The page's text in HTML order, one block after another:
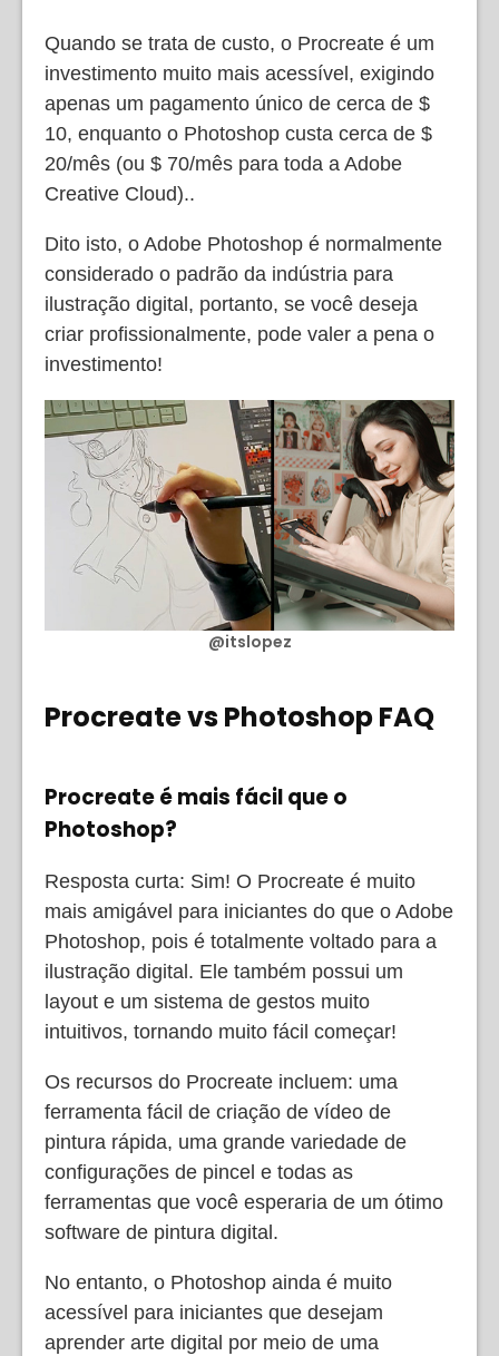
Quando se trata de custo, o Procreate é um
investimento muito mais acessível, exigindo
apenas um pagamento único de cerca de $
10, enquanto o Photoshop custa cerca de $
20/mês (ou $ 70/mês para toda a Adobe
Creative Cloud)..
Dito isto, o Adobe Photoshop é normalmente
considerado o padrão da indústria para
ilustração digital, portanto, se você deseja
criar profissionalmente, pode valer a pena o
investimento!
@itslopez
Procreate vs Photoshop FAQ
Procreate é mais fácil que o
Photoshop?
Resposta curta: Sim! O Procreate é muito
mais amigável para iniciantes do que o Adobe
Photoshop, pois é totalmente voltado para a
ilustração digital. Ele também possui um
layout e um sistema de gestos muito
intuitivos, tornando muito fácil começar!
Os recursos do Procreate incluem: uma
ferramenta fácil de criação de vídeo de
pintura rápida, uma grande variedade de
configurações de pincel e todas as
ferramentas que você esperaria de um ótimo
software de pintura digital.
No entanto, o Photoshop ainda é muito
acessível para iniciantes que desejam
aprender arte digital por meio de uma